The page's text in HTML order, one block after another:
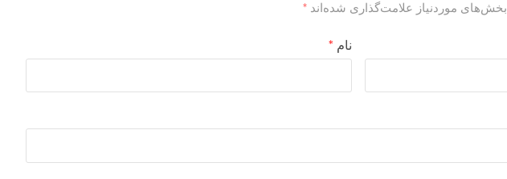
بخش‌های موردنیاز علامت‌گذاری شده‌اند *
نام *